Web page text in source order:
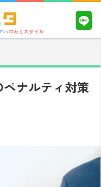
ハロわくスタイル
ナルティ対策